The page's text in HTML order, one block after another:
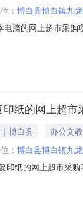
： 博白县博白镇九
脑的网上超市采
信息：序号采购计
纸的网上超市
博白县
办公文教
： 博白县博白镇九
印纸的网上超市采
划信息：序号采购